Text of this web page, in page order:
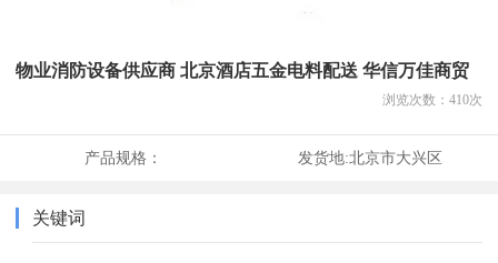
物业消防设备供应商 北京酒店五金电料配送 华信万佳商贸
浏览次数： 410次
产品规格： 发货地:北京市大兴区
关键词